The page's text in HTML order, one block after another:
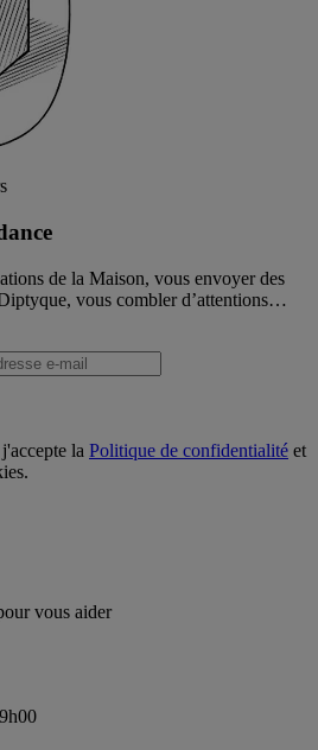
de la Maison, vous envoyer des
vous combler d’attentions…
la Politique de confidentialité et
vous aider